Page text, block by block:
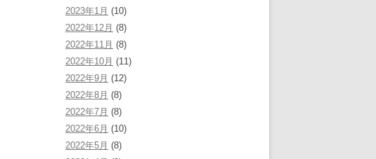
2023年1月 (10)
2022年12月 (8)
2022年11月 (8)
2022年10月 (11)
2022年9月 (12)
2022年8月 (8)
2022年7月 (8)
2022年6月 (10)
2022年5月 (8)